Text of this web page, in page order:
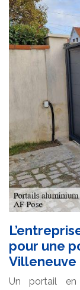
pour une
Villeneuve
Un portail